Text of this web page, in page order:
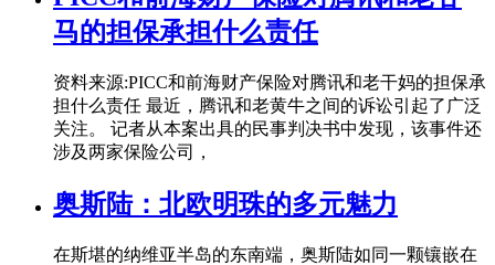
马的担保承担什么责任
资料来源:PICC和前海财产保险对腾讯和老干妈的担保承
担什么责任 最近，腾讯和老黄牛之间的诉讼引起了广泛
关注。 记者从本案出具的民事判决书中发现，该事件还
涉及两家保险公司，
奥斯陆：北欧明珠的多元魅力
在斯堪的纳维亚半岛的东南端，奥斯陆如同一颗镶嵌在